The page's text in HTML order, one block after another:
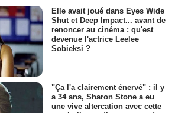
Elle avait joué dans Eyes Wide
Shut et Deep Impact... avant de
renoncer au cinéma : qu'est
devenue l'actrice Leelee
Sobieksi ?
"Ça l'a clairement énervé" : il y
a 34 ans, Sharon Stone a eu
une vive altercation avec cette